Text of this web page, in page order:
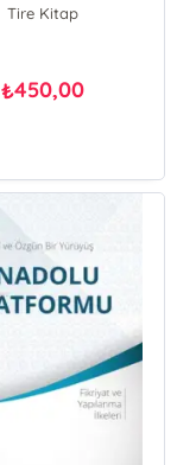
Tire Kitap
₺450,00